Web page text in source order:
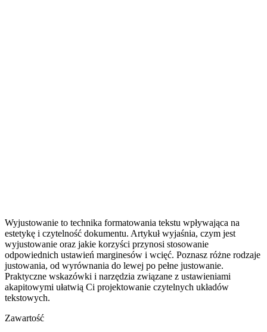
Wyjustowanie to technika formatowania tekstu wpływająca na
estetykę i czytelność dokumentu. Artykuł wyjaśnia, czym jest
wyjustowanie oraz jakie korzyści przynosi stosowanie
odpowiednich ustawień marginesów i wcięć. Poznasz różne rodzaje
justowania, od wyrównania do lewej po pełne justowanie.
Praktyczne wskazówki i narzędzia związane z ustawieniami
akapitowymi ułatwią Ci projektowanie czytelnych układów
tekstowych.
Zawartość